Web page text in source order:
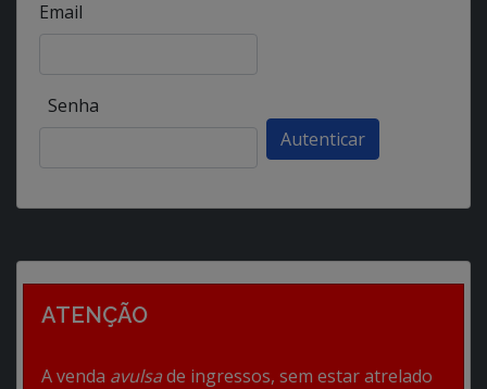
Email
Senha
ATENÇÃO
A venda avulsade ingressos, sem estar atrelado